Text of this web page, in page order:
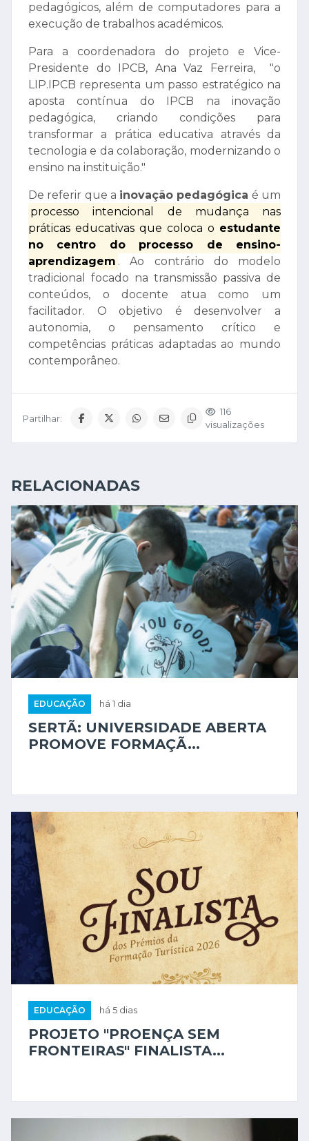
pedagógicos, além de computadores para a
execução de trabalhos académicos.
Para a coordenadora do projeto e Vice-
Presidente do IPCB, Ana Vaz Ferreira, "o
LIP.IPCB representa um passo estratégico na
aposta contínua do IPCB na inovação
pedagógica, criando condições para
transformar a prática educativa através da
tecnologia e da colaboração, modernizando o
ensino na instituição."
De referir que a inovação pedagógica é um
processo intencional de mudança nas
práticas educativas que coloca o estudante
no centro do processo de ensino-
aprendizagem . Ao contrário do modelo
tradicional focado na transmissão passiva de
conteúdos, o docente atua como um
facilitador. O objetivo é desenvolver a
autonomia, o pensamento crítico e
competências práticas adaptadas ao mundo
contemporâneo.
Partilhar:
116
visualizações
RELACIONADAS
EDUCAÇÃO há 1 dia
SERTÃ: UNIVERSIDADE ABERTA
PROMOVE FORMAÇÃ...
EDUCAÇÃO há 5 dias
PROJETO "PROENÇA SEM
FRONTEIRAS" FINALISTA...